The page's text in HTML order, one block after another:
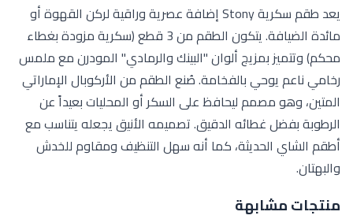
يعد طقم سكرية Stony إضافة عصرية وراقية لركن القهوة أو
مائدة الضيافة. يتكون الطقم من 3 قطع (سكرية مزودة بغطاء
محكم) وتتميز بمزيج ألوان "البينك والرمادي" المودرن مع ملمس
رخامي ناعم يوحي بالفخامة. صُنع الطقم من الأركوبال الإماراتي
المتين، وهو مصمم ليحافظ على السكر أو المحليات بعيداً عن
الرطوبة بفضل غطائه الدقيق. تصميمه الأنيق يجعله يتناسب مع
أطقم الشاي الحديثة، كما أنه سهل التنظيف ومقاوم للخدش
والبهتان.
منتجات مشابهة